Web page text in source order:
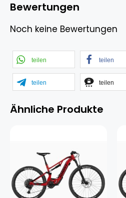
Bewertungen
Noch keine Bewertungen
teilen teilen
teilen teilen
Ähnliche Produkte